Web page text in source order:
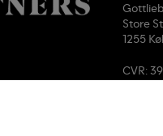
Store
1255
CVR: